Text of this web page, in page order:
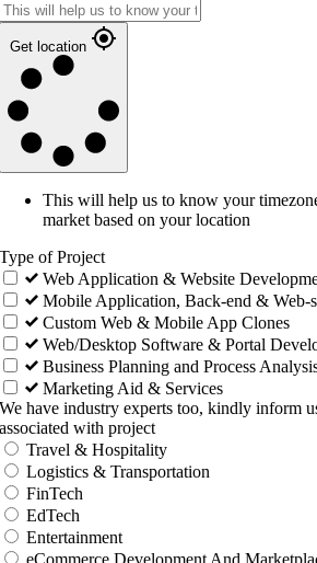
Get location
This will help us to know your
market based on your location
Type of Project
Web Application & Website
Mobile Application, Back-end & Web-
Custom Web & Mobile App Clones
Web/Desktop Software & Portal
Business Planning and Process
Marketing Aid & Services
We have industry experts too, kindly inform
associated with project
Travel & Hospitality
Logistics & Transportation
FinTech
EdTech
Entertainment